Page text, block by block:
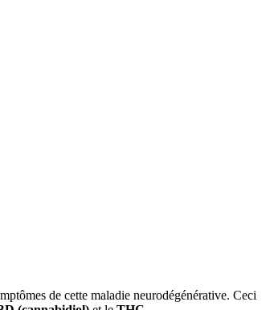
de cette maladie neurodégénérative. Ceci